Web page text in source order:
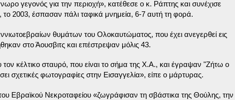
γεγονός για την περιοχή», κατέθεσε ο κ. Ράπτης και συνέχισε
το 2003, έσπασαν πάλι ταφικά μνημεία, 6-7 αυτή τη φορά.
θυμάτων του Ολοκαυτώματος, που έχει ανεγερθεί εις
στο Άουσβιτς και επέστρεψαν μόλις 43.
κέλτικο σταυρό, που είναι το σήμα της Χ.Α., και έγραψαν "Zήτω ο
σχετικές φωτογραφίες στην Εισαγγελία», είπε ο μάρτυρας.
Εβραϊκού Νεκροταφείου «ζωγράφισαν τη σβάστικα της Θούλης, την